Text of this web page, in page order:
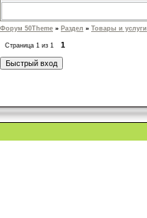
Форум 50Theme » Раздел » Товары и услуги
Страница 1 из 1 1